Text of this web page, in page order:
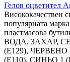
Гелов оцветител
Висококачествен
популярната
пластмасова
ВОДА, ЗАХАР,
(Е129), ЧЕРВЕНО
(Е110), СИНЬО